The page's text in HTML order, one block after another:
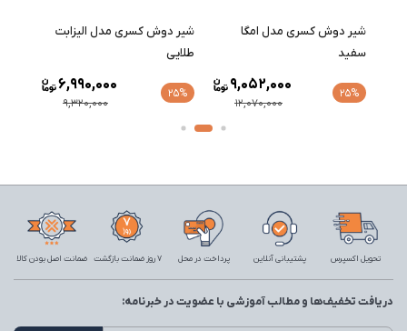
شیر دوش کسری مدل امگا
سفید
25%
12,070,000
9,052,000
شیر دوش کسری مدل الیزابت
طلایی
25%
9,320,000
6,990,000
تحویل اکسپرس پشتیبانی آنلاین پرداخت در محل 7 روز ضمانت بازگشت ضمانت اصل بودن کالا
دریافت تخفیف‌ها و مطالب آموزشی با عضویت در خبرنامه: